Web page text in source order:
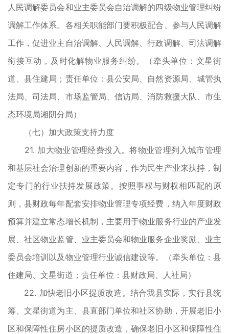
人民调解委员会和业主委员会自治调解的四级物业管理纠纷
调解工作体系。各相关职能部门要积极配合、参与人民调解
工作，促进业主自治调解、人民调解、行政调解、司法调解
衔接互动，及时化解物业服务纠纷。（牵头单位：文星街
道、县住建局；责任单位：县公安局、自然资源局、城管执
法局、司法局、市场监管局、信访局、消防救援大队、市生
态环境局湘阴分局）
（七）加大政策支持力度
21. 加大物业管理经费投入。将物业管理列入城市管理
和基层社会治理创新的重要内容，作为民生产业来扶持，制
定专门的行业扶持发展政策。按照事权与财权相匹配的原
则，县财政每年配套安排物业管理专项经费，纳入年度财政
预算并建立常态增长机制，主要用于物业服务行业的产业发
展、社区物业监管、业主委员会和物业服务企业奖励、业主
委员会培训以及物业管理行业诚信建设等。（牵头单位：县
住建局、文星街道；责任单位：县财政局、人社局）
22. 加快老旧小区提质改造。结合我县实际，实行县统
筹、文星街道为主、县直部门单位和社区协助，开展老旧小
区和保障性住房小区的提质改造，确保老旧小区和保障性住